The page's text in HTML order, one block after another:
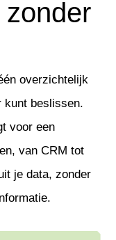
overzichtelijk
kunt beslissen.
voor een
van CRM tot
je data, zonder